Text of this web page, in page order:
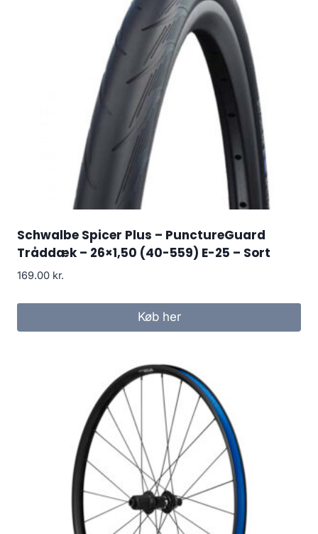
Schwalbe Spicer Plus – PunctureGuard
Tråddæk – 26×1,50 (40-559) E-25 – Sort
169.00 kr.
Køb her